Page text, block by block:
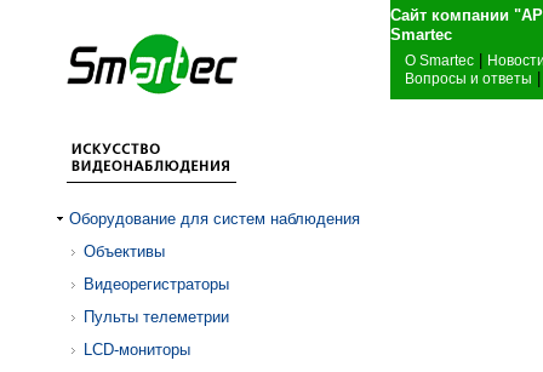
Сайт компании
О Smartec
Вопросы и ответы
Оборудование для систем наблюдения
Объективы
Видеорегистраторы
Пульты телеметрии
LCD-мониторы